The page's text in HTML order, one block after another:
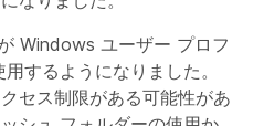
Windows ユーザー プロフ
するようになりました。
セス制限がある可能性があ